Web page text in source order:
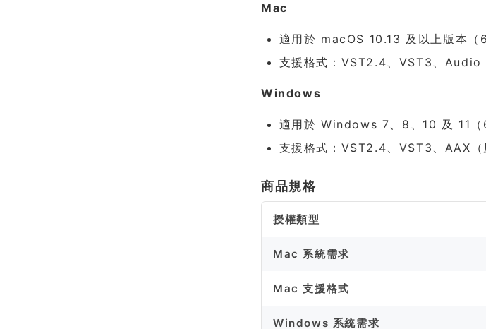
Mac
適用於 macOS 10.13 及以上版本
支援格式：VST2.4、VST3、Audio
Windows
適用於 Windows 7、8、10 及 11（
支援格式：VST2.4、VST3、AAX（
商品規格
授權類型
Mac 系統需求
Mac 支援格式
Windows 系統需求